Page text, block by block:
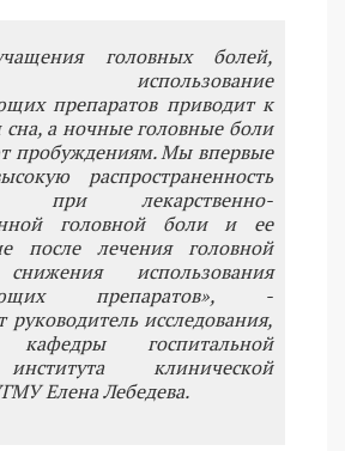
головных болей,
использование
препаратов приводит к
а ночные головные боли
пробуждениям. Мы впервые
распространенность
при лекарственно-
головной боли и ее
после лечения головной
использования
препаратов», -
руководитель исследования,
кафедры госпитальной
клинической
Елена Лебедева.